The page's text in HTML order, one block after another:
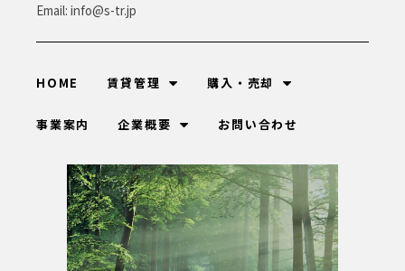
Email: info@s-tr.jp
HOME 賃貸管理 購入・売却
事業案内 企業概要 お問い合わせ